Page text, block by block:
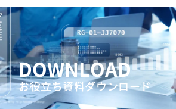
DOWNLOAD
お役立ち資料ダウンロード